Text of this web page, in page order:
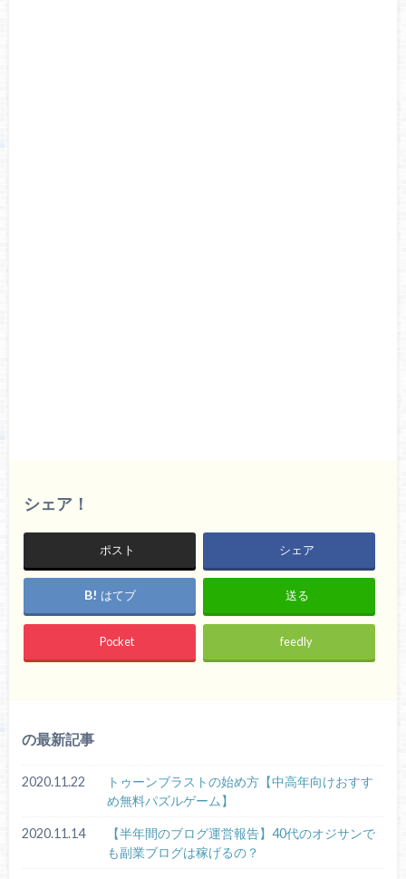
シェア！
ポスト シェア
はてブ 送る
Pocket feedly
の最新記事
2020.11.22
トゥーンブラストの始め方【中高年向けおすす
め無料パズルゲーム】
2020.11.14
【半年間のブログ運営報告】40代のオジサンで
も副業ブログは稼げるの？